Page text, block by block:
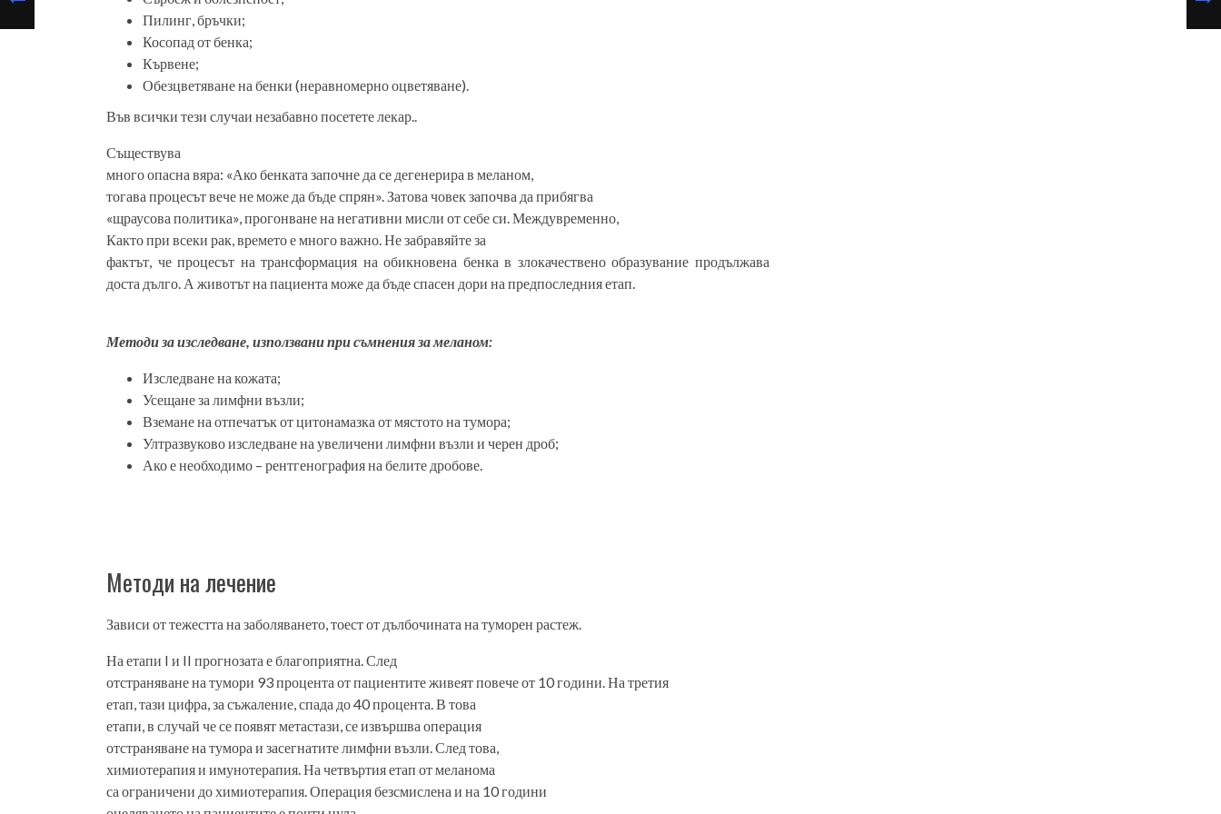
Пилинг, бръчки;
Косопад от бенка;
Кървене;
Обезцветяване на бенки (неравномерно оцветяване).
Във всички тези случаи незабавно посетете лекар..
Съществува
много опасна вяра: «Ако бенката започне да се дегенерира в меланом,
тогава процесът вече не може да бъде спрян». Затова човек започва да прибягва
«щраусова политика», прогонване на негативни мисли от себе си. Междувременно,
Както при всеки рак, времето е много важно. Не забравяйте за
фактът, че процесът на трансформация на обикновена бенка в злокачествено образувание продължава
доста дълго. А животът на пациента може да бъде спасен дори на предпоследния етап.
Методи за изследване, използвани при съмнения за меланом:
Изследване на кожата;
Усещане за лимфни възли;
Вземане на отпечатък от цитонамазка от мястото на тумора;
Ултразвуково изследване на увеличени лимфни възли и черен дроб;
Ако е необходимо – рентгенография на белите дробове.
Методи на лечение
Зависи от тежестта на заболяването, тоест от дълбочината на туморен растеж.
На етапи I и II прогнозата е благоприятна. След
отстраняване на тумори 93 процента от пациентите живеят повече от 10 години. На третия
етап, тази цифра, за съжаление, спада до 40 процента. В това
етапи, в случай че се появят метастази, се извършва операция
отстраняване на тумора и засегнатите лимфни възли. След това,
химиотерапия и имунотерапия. На четвъртия етап от меланома
са ограничени до химиотерапия. Операция безсмислена и на 10 години